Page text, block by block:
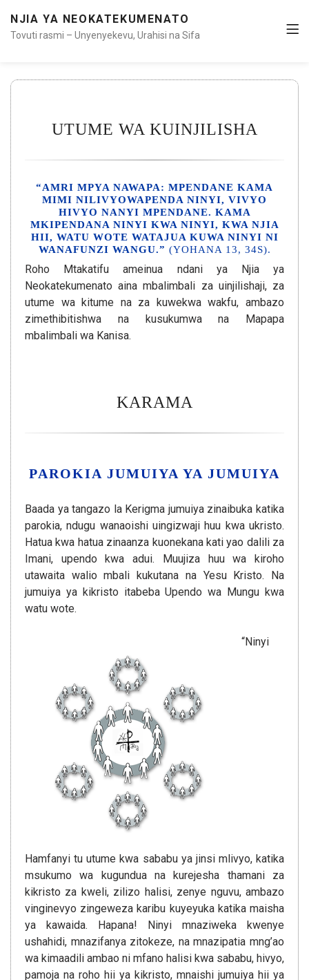
NJIA YA NEOKATEKUMENATO
Tovuti rasmi – Unyenyekevu, Urahisi na Sifa
UTUME WA KUINJILISHA
“AMRI MPYA NAWAPA: MPENDANE KAMA
MIMI NILIVYOWAPENDA NINYI, VIVYO
HIVYO NANYI MPENDANE. KAMA
MKIPENDANA NINYI KWA NINYI, KWA NJIA
HII, WATU WOTE WATAJUA KUWA NINYI NI
WANAFUNZI WANGU.” (YOHANA 13, 34S).
Roho Mtakatifu ameinua ndani ya Njia ya
Neokatekumenato aina mbalimbali za uinjilishaji, za
utume wa kitume na za kuwekwa wakfu, ambazo
zimethibitishwa na kusukumwa na Mapapa
mbalimbali wa Kanisa.
KARAMA
PAROKIA JUMUIYA YA JUMUIYA
Baada ya tangazo la Kerigma jumuiya zinaibuka katika
parokia, ndugu wanaoishi uingizwaji huu kwa ukristo.
Hatua kwa hatua zinaanza kuonekana kati yao dalili za
Imani, upendo kwa adui. Muujiza huu wa kiroho
utawaita walio mbali kukutana na Yesu Kristo. Na
jumuiya ya kikristo itabeba Upendo wa Mungu kwa
watu wote.
“Ninyi
Hamfanyi tu utume kwa sababu ya jinsi mlivyo, katika
msukumo wa kugundua na kurejesha thamani za
kikristo za kweli, zilizo halisi, zenye nguvu, ambazo
vinginevyo zingeweza karibu kuyeyuka katika maisha
ya kawaida. Hapana! Ninyi mnaziweka kwenye
ushahidi, mnazifanya zitokeze, na mnazipatia mng’ao
wa kimaadili ambao ni mfano halisi kwa sababu, hivyo,
pamoja na roho hii ya kikristo, mnaishi jumuiya hii ya